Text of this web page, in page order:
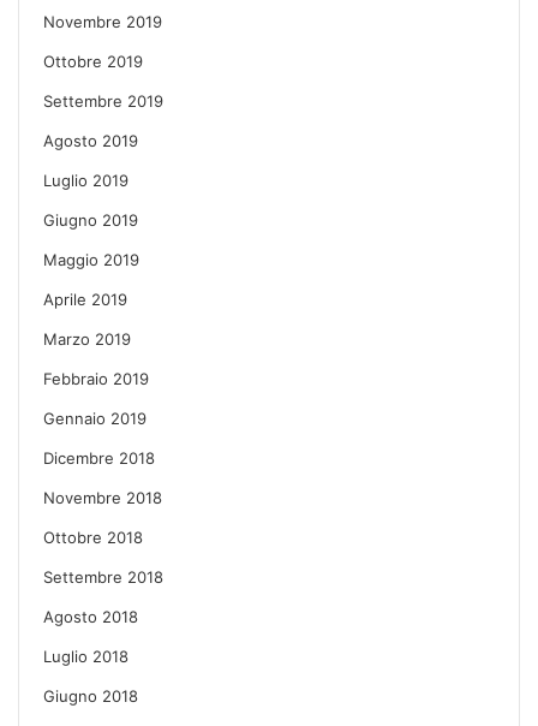
Novembre 2019
Ottobre 2019
Settembre 2019
Agosto 2019
Luglio 2019
Giugno 2019
Maggio 2019
Aprile 2019
Marzo 2019
Febbraio 2019
Gennaio 2019
Dicembre 2018
Novembre 2018
Ottobre 2018
Settembre 2018
Agosto 2018
Luglio 2018
Giugno 2018